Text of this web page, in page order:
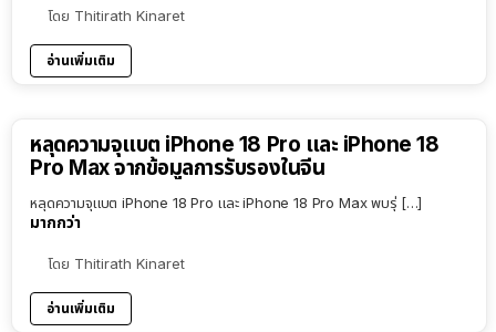
โดย Thitirath Kinaret
อ่านเพิ่มเติม
หลุดความจุแบต iPhone 18 Pro และ iPhone 18
Pro Max จากข้อมูลการรับรองในจีน
หลุดความจุแบต iPhone 18 Pro และ iPhone 18 Pro Max พบรุ่ […]
มากกว่า
โดย Thitirath Kinaret
อ่านเพิ่มเติม